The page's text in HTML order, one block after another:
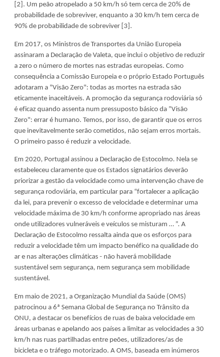
[2]. Um peão atropelado a 50 km/h só tem cerca de 20% de
probabilidade de sobreviver, enquanto a 30 km/h tem cerca de
90% de probabilidade de sobreviver [3].
Em 2017, os Ministros de Transportes da União Europeia
assinaram a Declaração de Valeta, que inclui o objetivo de reduzir
a zero o número de mortes nas estradas europeias. Como
consequência a Comissão Europeia e o próprio Estado Português
adotaram a "Visão Zero": todas as mortes na estrada são
eticamente inaceitáveis. A promoção da segurança rodoviária só
é eficaz quando assenta num pressuposto básico da ”Visão
Zero": errar é humano. Temos, por isso, de garantir que os erros
que inevitavelmente serão cometidos, não sejam erros mortais.
O primeiro passo é reduzir a velocidade.
Em 2020, Portugal assinou a Declaração de Estocolmo. Nela se
estabeleceu claramente que os Estados signatários deverão
priorizar a gestão da velocidade como uma intervenção chave de
segurança rodoviária, em particular para “fortalecer a aplicação
da lei, para prevenir o excesso de velocidade e determinar uma
velocidade máxima de 30 km/h conforme apropriado nas áreas
onde utilizadores vulneráveis e veículos se misturam … ”. A
Declaração de Estocolmo ressalta ainda que os esforços para
reduzir a velocidade têm um impacto benéfico na qualidade do
ar e nas alterações climáticas - não haverá mobilidade
sustentável sem segurança, nem segurança sem mobilidade
sustentável.
Em maio de 2021, a Organização Mundial da Saúde (OMS)
patrocinou a 6ª Semana Global de Segurança no Trânsito da
ONU, a destacar os benefícios de ruas de baixa velocidade em
áreas urbanas e apelando aos países a limitar as velocidades a 30
km/h nas ruas partilhadas entre peões, utilizadores/as de
bicicleta e o tráfego motorizado. A OMS, baseada em inúmeros